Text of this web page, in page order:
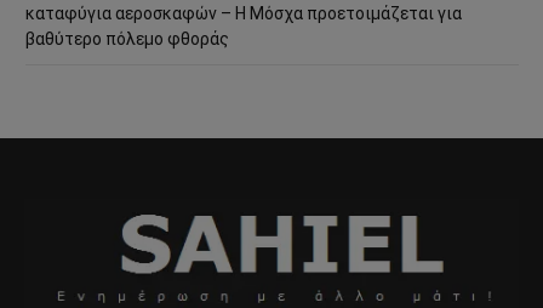
καταφύγια αεροσκαφών – Η Μόσχα προετοιμάζεται για
βαθύτερο πόλεμο φθοράς